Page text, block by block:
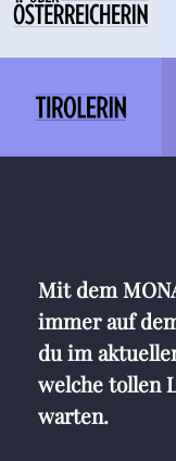
Mit dem
immer auf
du im
welche tollen
warten.